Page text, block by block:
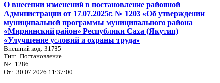
О внесении изменений в постановление районной
Администрации от 17.07.2025г. № 1203 «Об утверждении
муниципальной программы муниципального района
«Мирнинский район» Республики Саха (Якутия)
«Улучшение условий и охраны труда»
Внешний код: 31785
Тип: Постановление
№: 1286
От: 30.07.2026 11:37:00